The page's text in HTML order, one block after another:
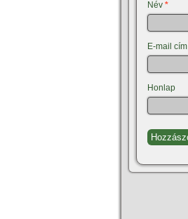
Név *
E-mail cím
Honlap